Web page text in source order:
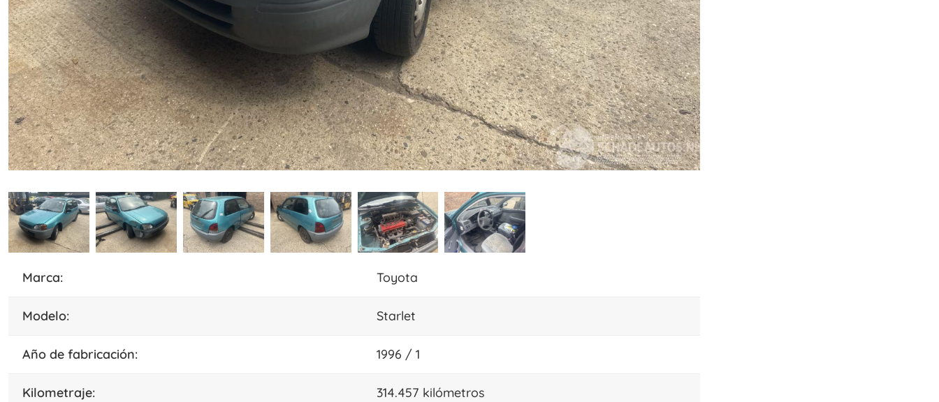
marca: Toyota
modelo: Starlet
año de fabricación: 1996 / 1
kilometraje: 314.457 kilómetros